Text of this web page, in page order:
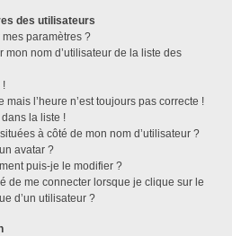
des utilisateurs
paramètres ?
nom d’utilisateur de la liste des
!
mais l’heure n’est toujours pas correcte !
la liste !
à côté de mon nom d’utilisateur ?
avatar ?
puis-je le modifier ?
de me connecter lorsque je clique sur le
d’un utilisateur ?